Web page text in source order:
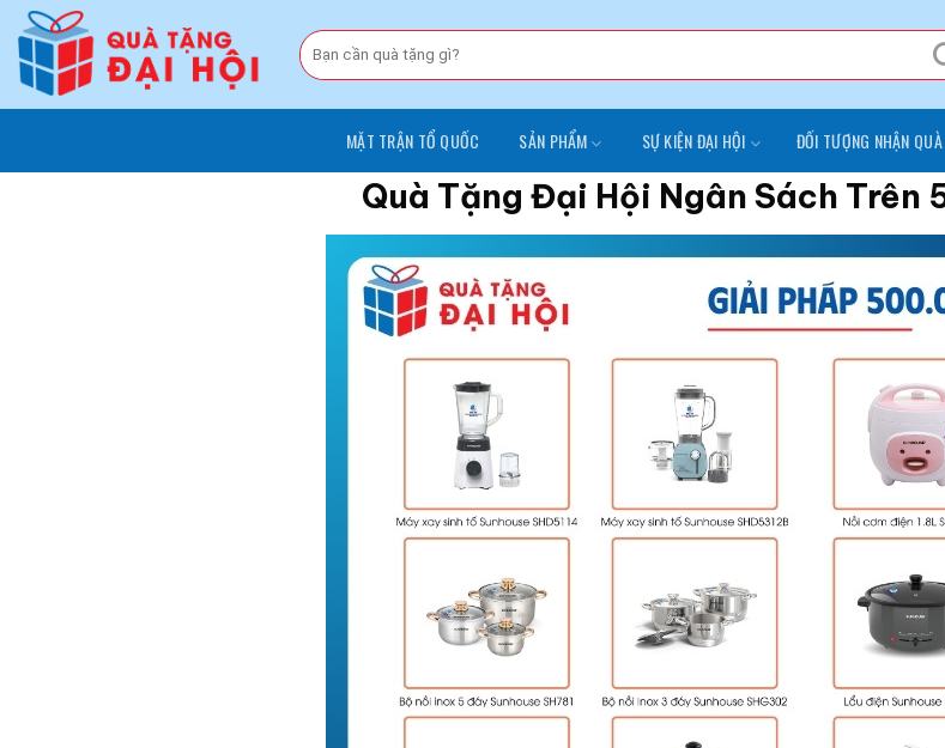
Chuyển
đến
nội
dung
Tìm
kiếm:
MẶT TRẬN TỔ QUỐC SẢN PHẨM SỰ KIỆN ĐẠI HỘI ĐỐI TƯỢNG NHẬN QUÀ
Quà Tặng Đại Hội Ngân Sách